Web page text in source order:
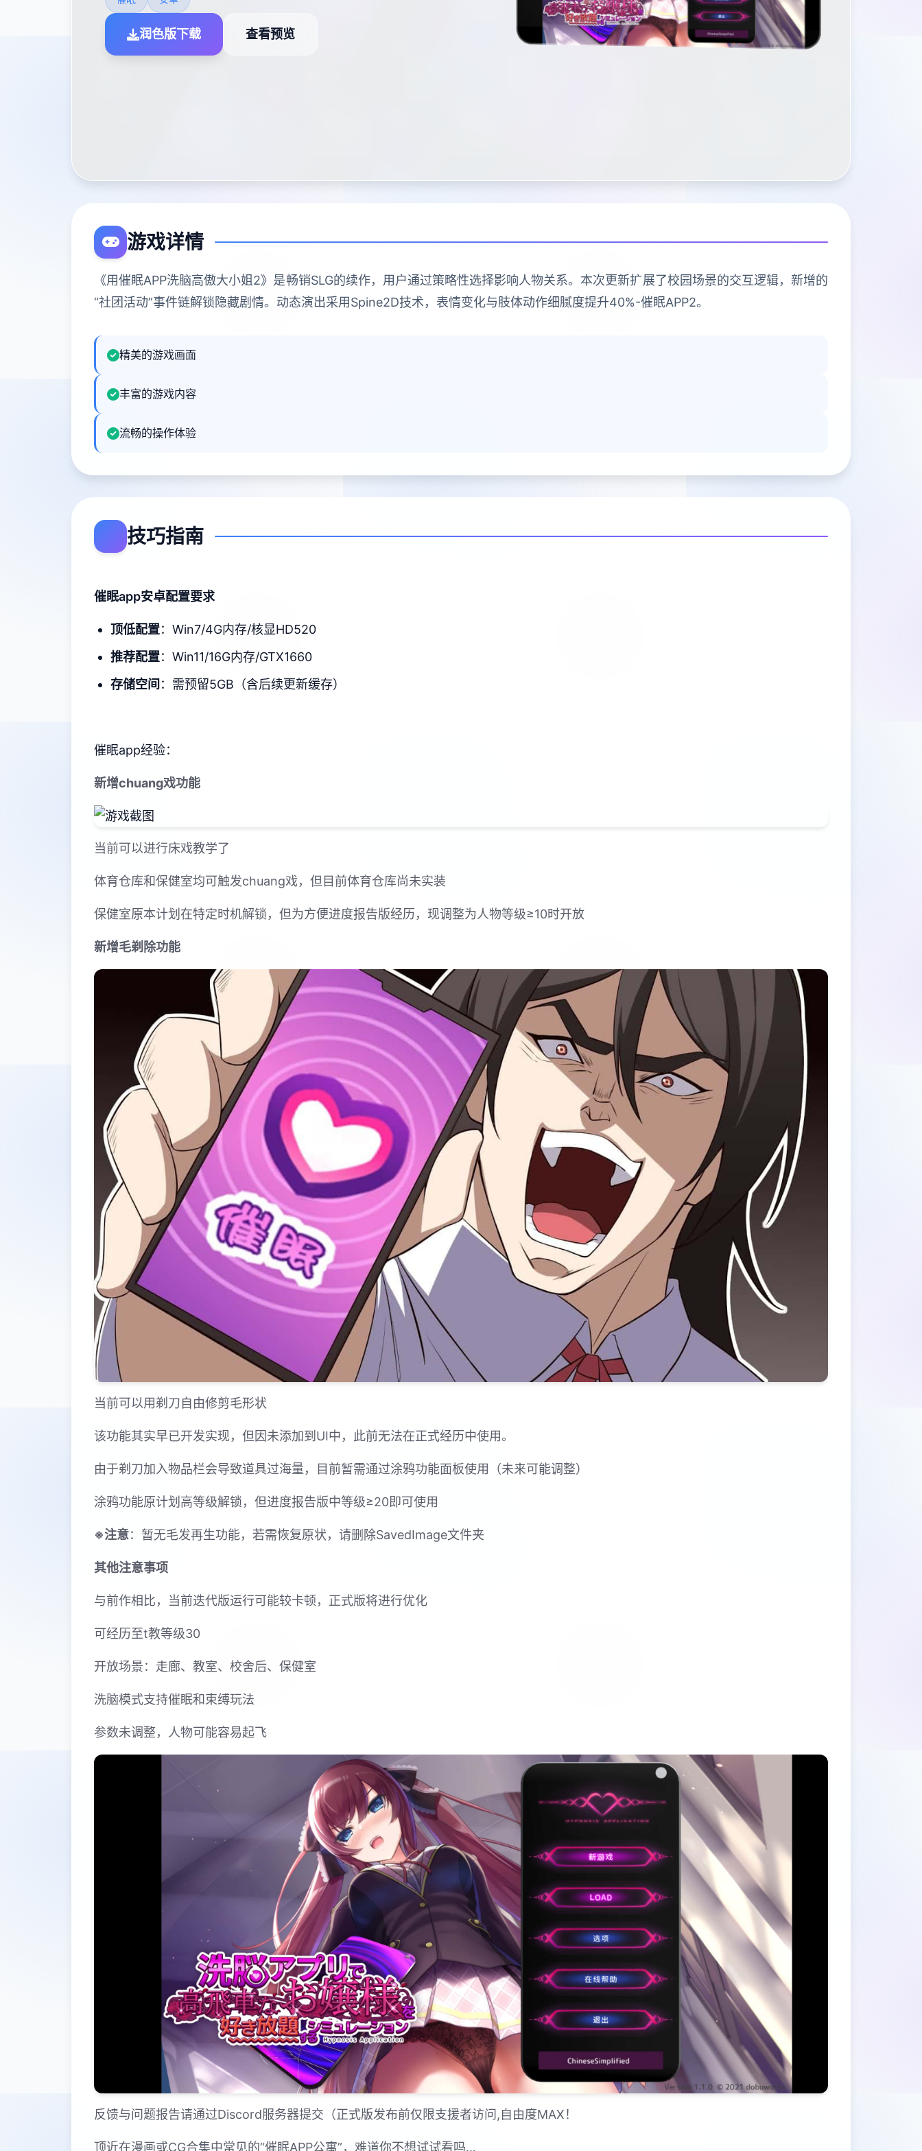
润色版下载 查看预览
游戏详情
《用催眠APP洗脑高傲大小姐2》是畅销SLG的续作，用户通过策略性选择影响人物关系。本次更新扩展了校园场景的交互逻辑，新增的
“社团活动”事件链解锁隐藏剧情。动态演出采用Spine2D技术，表情变化与肢体动作细腻度提升40%-催眠APP2。
精美的游戏画面
丰富的游戏内容
流畅的操作体验
技巧指南
催眠app安卓配置要求
​顶低配置​​：Win7/4G内存/核显HD520
​推荐配置​​：Win11/16G内存/GTX1660
​存储空间​ ​：需预留5GB（含后续更新缓存）
催眠app经验：
新增chuang戏功能
当前可以进行床戏教学了
体育仓库和保健室均可触发chuang戏，但目前体育仓库尚未实装
保健室原本计划在特定时机解锁，但为方便进度报告版经历，现调整为人物等级≥10时开放
新增毛剃除功能
当前可以用剃刀自由修剪毛形状
该功能其实早已开发实现，但因未添加到UI中，此前无法在正式经历中使用。
由于剃刀加入物品栏会导致道具过海量，目前暂需通过涂鸦功能面板使用（未来可能调整）
涂鸦功能原计划高等级解锁，但进度报告版中等级≥20即可使用
※注意：暂无毛发再生功能，若需恢复原状，请删除SavedImage文件夹
其他注意事项
与前作相比，当前迭代版运行可能较卡顿，正式版将进行优化
可经历至t教等级30
开放场景：走廊、教室、校舍后、保健室
洗脑模式支持催眠和束缚玩法
参数未调整，人物可能容易起飞
反馈与问题报告请通过Discord服务器提交（正式版发布前仅限支援者访问,自由度MAX！
顶近在漫画或CG合集中常见的“催眠APP公寓”，难道你不想试试看吗…